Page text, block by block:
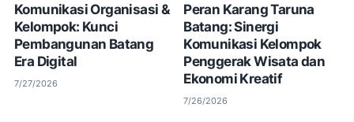
Komunikasi Organisasi &
Kelompok: Kunci
Pembangunan Batang
Era Digital
7/27/2026
Peran Karang Taruna
Batang: Sinergi
Komunikasi Kelompok
Penggerak Wisata dan
Ekonomi Kreatif
7/26/2026